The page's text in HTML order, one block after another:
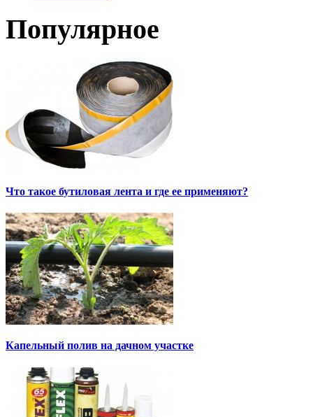
Популярное
Что такое бутиловая лента и где ее применяют?
Капельный полив на дачном участке